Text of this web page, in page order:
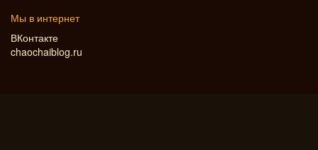
Мы в интернет
ВКонтакте
chaochaiblog.ru